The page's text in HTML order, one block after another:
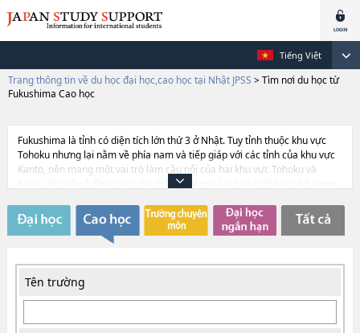
Tiếng Việt
Trang thông tin về du học đại học,cao học tại Nhật JPSS > Tìm nơi du học từ
Fukushima Cao học
Fukushima là tỉnh có diện tích lớn thứ 3 ở Nhật. Tuy tỉnh thuộc khu vực
Tohoku nhưng lại nằm về phía nam và tiếp giáp với các tỉnh của khu vực
Kanto, nên mang một vai trò làm cầu nối của hai khu vực Tohoku và
Kanto. Khí hậu ở đây có sự chêch lệch đáng kể giữa các thành phố trong
chênh lệch nhau tới 5 độ. Tuy nhiên, với thiên nhiên phong phú với hơn 10
công viên tự nhiên lớn, Fukushima có thể nói là một môi trường sinh sống
Tên trường